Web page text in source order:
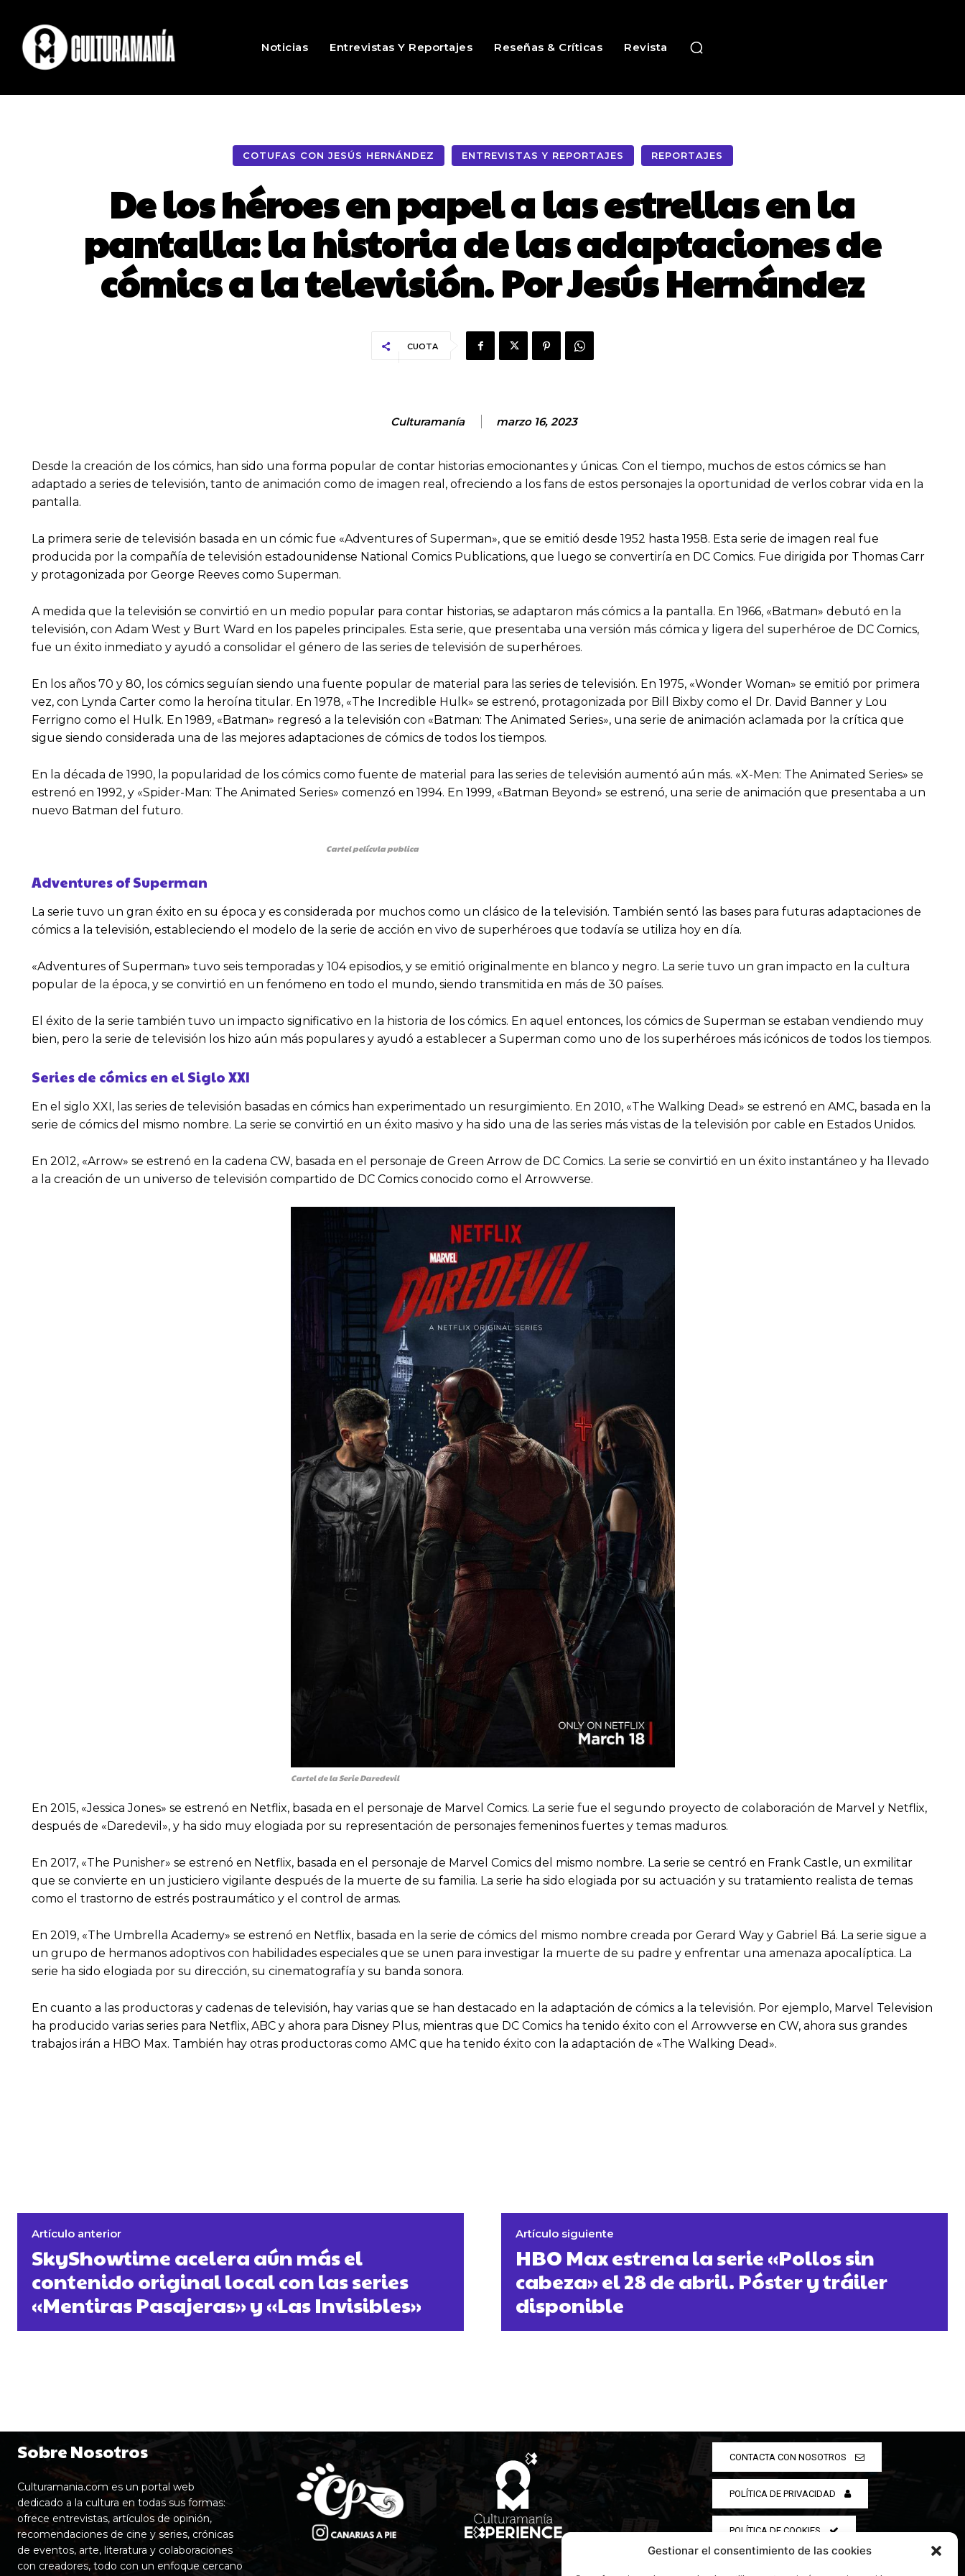
Gestionar el consentimiento de las cookies
Noticias Entrevistas Y Reportajes Reseñas & Críticas Revista
COTUFAS CON JESÚS HERNÁNDEZ ENTREVISTAS Y REPORTAJES REPORTAJES
De los héroes en papel a las estrellas en la
pantalla: la historia de las adaptaciones de
cómics a la televisión. Por Jesús Hernández
CUOTA
Culturamanía marzo 16, 2023
Desde la creación de los cómics, han sido una forma popular de contar historias emocionantes y únicas. Con el tiempo, muchos de estos cómics se han
adaptado a series de televisión, tanto de animación como de imagen real, ofreciendo a los fans de estos personajes la oportunidad de verlos cobrar vida en la
pantalla.
La primera serie de televisión basada en un cómic fue «Adventures of Superman», que se emitió desde 1952 hasta 1958. Esta serie de imagen real fue
producida por la compañía de televisión estadounidense National Comics Publications, que luego se convertiría en DC Comics. Fue dirigida por Thomas Carr
y protagonizada por George Reeves como Superman.
A medida que la televisión se convirtió en un medio popular para contar historias, se adaptaron más cómics a la pantalla. En 1966, «Batman» debutó en la
televisión, con Adam West y Burt Ward en los papeles principales. Esta serie, que presentaba una versión más cómica y ligera del superhéroe de DC Comics,
fue un éxito inmediato y ayudó a consolidar el género de las series de televisión de superhéroes.
En los años 70 y 80, los cómics seguían siendo una fuente popular de material para las series de televisión. En 1975, «Wonder Woman» se emitió por primera
vez, con Lynda Carter como la heroína titular. En 1978, «The Incredible Hulk» se estrenó, protagonizada por Bill Bixby como el Dr. David Banner y Lou
Ferrigno como el Hulk. En 1989, «Batman» regresó a la televisión con «Batman: The Animated Series», una serie de animación aclamada por la crítica que
sigue siendo considerada una de las mejores adaptaciones de cómics de todos los tiempos.
En la década de 1990, la popularidad de los cómics como fuente de material para las series de televisión aumentó aún más. «X-Men: The Animated Series» se
estrenó en 1992, y «Spider-Man: The Animated Series» comenzó en 1994. En 1999, «Batman Beyond» se estrenó, una serie de animación que presentaba a un
nuevo Batman del futuro.
Cartel película publica
Adventures of Superman
La serie tuvo un gran éxito en su época y es considerada por muchos como un clásico de la televisión. También sentó las bases para futuras adaptaciones de
cómics a la televisión, estableciendo el modelo de la serie de acción en vivo de superhéroes que todavía se utiliza hoy en día.
«Adventures of Superman» tuvo seis temporadas y 104 episodios, y se emitió originalmente en blanco y negro. La serie tuvo un gran impacto en la cultura
popular de la época, y se convirtió en un fenómeno en todo el mundo, siendo transmitida en más de 30 países.
El éxito de la serie también tuvo un impacto significativo en la historia de los cómics. En aquel entonces, los cómics de Superman se estaban vendiendo muy
bien, pero la serie de televisión los hizo aún más populares y ayudó a establecer a Superman como uno de los superhéroes más icónicos de todos los tiempos.
Series de cómics en el Siglo XXI
En el siglo XXI, las series de televisión basadas en cómics han experimentado un resurgimiento. En 2010, «The Walking Dead» se estrenó en AMC, basada en la
serie de cómics del mismo nombre. La serie se convirtió en un éxito masivo y ha sido una de las series más vistas de la televisión por cable en Estados Unidos.
En 2012, «Arrow» se estrenó en la cadena CW, basada en el personaje de Green Arrow de DC Comics. La serie se convirtió en un éxito instantáneo y ha llevado
a la creación de un universo de televisión compartido de DC Comics conocido como el Arrowverse.
Cartel de la Serie Daredevil
En 2015, «Jessica Jones» se estrenó en Netflix, basada en el personaje de Marvel Comics. La serie fue el segundo proyecto de colaboración de Marvel y Netflix,
después de «Daredevil», y ha sido muy elogiada por su representación de personajes femeninos fuertes y temas maduros.
En 2017, «The Punisher» se estrenó en Netflix, basada en el personaje de Marvel Comics del mismo nombre. La serie se centró en Frank Castle, un exmilitar
que se convierte en un justiciero vigilante después de la muerte de su familia. La serie ha sido elogiada por su actuación y su tratamiento realista de temas
como el trastorno de estrés postraumático y el control de armas.
En 2019, «The Umbrella Academy» se estrenó en Netflix, basada en la serie de cómics del mismo nombre creada por Gerard Way y Gabriel Bá. La serie sigue a
un grupo de hermanos adoptivos con habilidades especiales que se unen para investigar la muerte de su padre y enfrentar una amenaza apocalíptica. La
serie ha sido elogiada por su dirección, su cinematografía y su banda sonora.
En cuanto a las productoras y cadenas de televisión, hay varias que se han destacado en la adaptación de cómics a la televisión. Por ejemplo, Marvel Television
ha producido varias series para Netflix, ABC y ahora para Disney Plus, mientras que DC Comics ha tenido éxito con el Arrowverse en CW, ahora sus grandes
trabajos irán a HBO Max. También hay otras productoras como AMC que ha tenido éxito con la adaptación de «The Walking Dead».
Artículo anterior
SkyShowtime acelera aún más el
contenido original local con las series
«Mentiras Pasajeras» y «Las Invisibles»
Artículo siguiente
HBO Max estrena la serie «Pollos sin
cabeza» el 28 de abril. Póster y tráiler
disponible
Sobre Nosotros
Culturamania.com es un portal web
dedicado a la cultura en todas sus formas:
ofrece entrevistas, artículos de opinión,
recomendaciones de cine y series, crónicas
de eventos, arte, literatura y colaboraciones
con creadores, todo con un enfoque cercano
CONTACTA CON NOSOTROS
POLÍTICA DE PRIVACIDAD
POLÍTICA DE COOKIES